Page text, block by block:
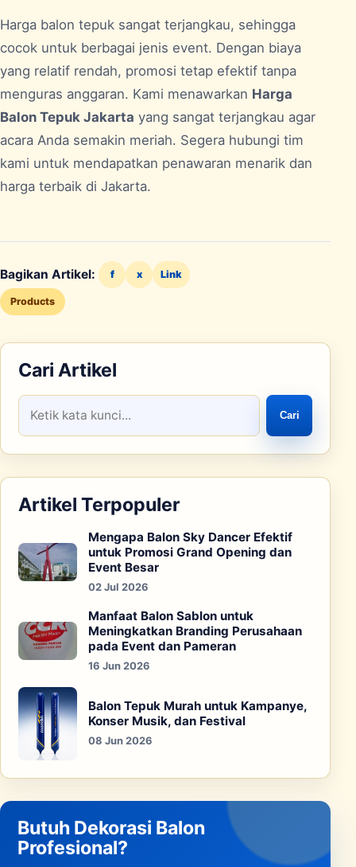
Harga balon tepuk sangat terjangkau, sehingga
cocok untuk berbagai jenis event. Dengan biaya
yang relatif rendah, promosi tetap efektif tanpa
menguras anggaran. Kami menawarkan Harga
Balon Tepuk Jakarta yang sangat terjangkau agar
acara Anda semakin meriah. Segera hubungi tim
kami untuk mendapatkan penawaran menarik dan
harga terbaik di Jakarta.
Bagikan Artikel: f x Link
Products
Cari Artikel
Cari
Artikel Terpopuler
Mengapa Balon Sky Dancer Efektif
untuk Promosi Grand Opening dan
Event Besar
02 Jul 2026
Manfaat Balon Sablon untuk
Meningkatkan Branding Perusahaan
pada Event dan Pameran
16 Jun 2026
Balon Tepuk Murah untuk Kampanye,
Konser Musik, dan Festival
08 Jun 2026
Butuh Dekorasi Balon
Profesional?